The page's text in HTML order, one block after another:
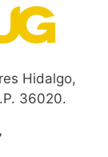
Hidalgo,
36020.